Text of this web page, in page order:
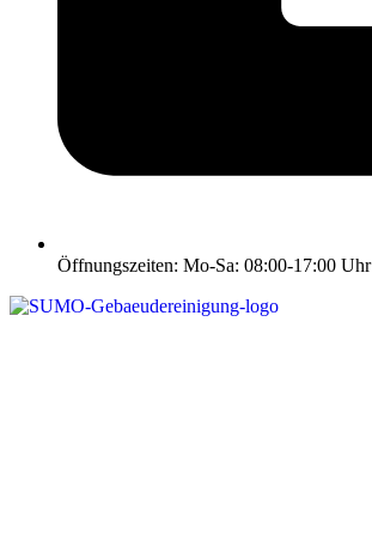
Öffnungszeiten: Mo-Sa: 08:00-17:00 Uhr